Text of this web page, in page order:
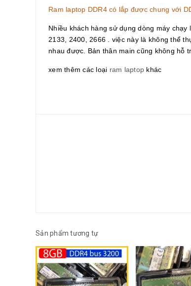
Ram laptop DDR4 có lắp được chung với
Nhiều khách hàng sử dụng dòng máy
2133, 2400, 2666 . việc này là không thể
nhau được. Bản thân main cũng không hỗ
xem thêm các loại ram laptop khác
Sản phẩm tương tự